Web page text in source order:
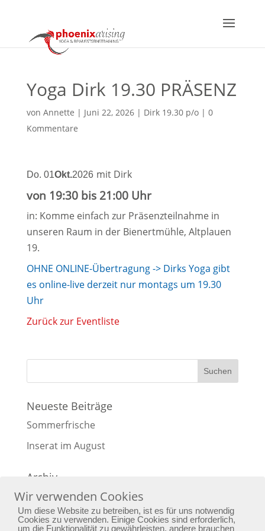
Yoga Dirk 19.30 PRÄSENZ
von Annette | Juni 22, 2026| Dirk 19.30 p/o| 0
Kommentare
Do. 01Okt.2026 mit Dirk
von 19:30 bis 21:00 Uhr
in: Komme einfach zur Präsenzteilnahme in
unseren Raum in der Bienertmühle, Altplauen
19.
OHNE ONLINE-Übertragung -> Dirks Yoga gibt
es online-live derzeit nur montags um 19.30
Uhr
Zurück zur Eventliste
Neueste Beiträge
Sommerfrische
Inserat im August
Archiv
Archiv
Wir verwenden Cookies
Um diese Website zu betreiben, ist es für uns notwendig
Cookies zu verwenden. Einige Cookies sind erforderlich,
um die Funktionalität zu gewährleisten, andere brauchen